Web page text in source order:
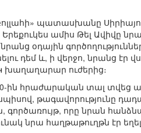
պատասխանը
ամիս Թել Ավիվը
օդային
դեմ և, ի վերջո, նրանց էր
խաղաղարար ուժերից։
ին հրաժարական տալ տվեց
թագավորությունը
որը նրան
նրա հաղթաթուղթն էր